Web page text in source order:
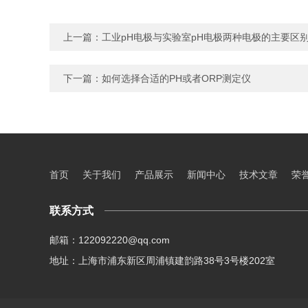
上一篇： 工业pH电极与实验室pH电极两种电极的主要区
下一篇： 如何选择合适的PH或者ORP测定仪
首页 关于我们 产品展示 新闻中心 技术文章 荣
联系方式
邮箱：122092220@qq.com
地址：上海市浦东新区周浦镇建韵路38号3号楼202室